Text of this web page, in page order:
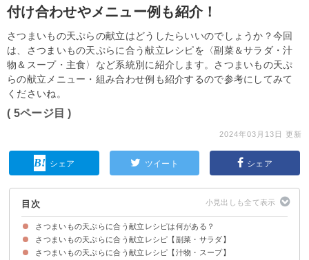
付け合わせやメニュー例も紹介！
さつまいもの天ぷらの献立はどうしたらいいのでしょうか？今回
は、さつまいもの天ぷらに合う献立レシピを〈副菜＆サラダ・汁
物＆スープ・主食〉など系統別に紹介します。さつまいもの天ぷ
らの献立メニュー・組み合わせ例も紹介するので参考にしてみて
くださいね。
( 5ページ目 )
2024年03月13日 更新
シェア ツイート シェア
目次
さつまいもの天ぷらに合う献立レシピは何がある？
さつまいもの天ぷらに合う献立レシピ【副菜・サラダ】
①副菜の定番かぼちゃの煮物
②常備菜にもなるハリハリ漬け
③付け合わせにおすすめの焼きナス
④カリカリしらすと水菜のサラダ
⑤ご飯にも合うもやしの卵とじ
さつまいもの天ぷらに合う献立レシピ【汁物・スープ】